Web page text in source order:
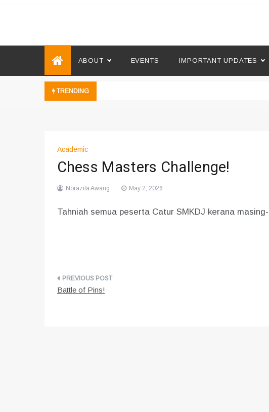
ABOUT EVENTS IMPORTANT UPDATES
TRENDING
Academic
Chess Masters Challenge!
Norazila Awang May 2, 2026
Tahniah semua peserta Catur SMKDJ kerana
Post
Battle of Pins!